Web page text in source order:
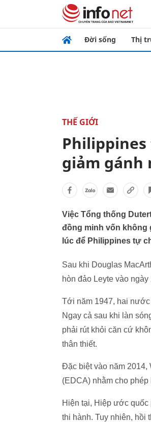
Đời sống Thị
THẾ GIỚI
giảm gánh
Việc Tổng thống
đồng minh vốn không
lúc để Philippines tự
Sau khi Douglas
hòn đảo Leyte vào
Tới năm 1947, hai
Ngay cả sau khi làn
phải rút khỏi căn cứ
thân thiết.
Đặc biệt vào năm 2014,
(EDCA) nhằm cho
Hiện tại, Hiệp ước
thi hành. Tuy nhiên, hồi